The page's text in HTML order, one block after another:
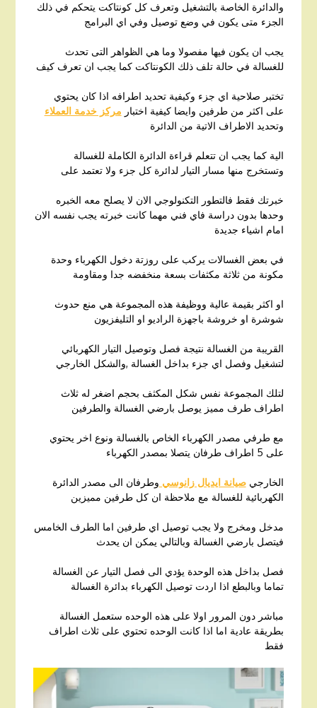
والدائرة الخاصة بالتشغيل وتعرف كل كونتاكت يتحكم في ذلك
الجزء متى يكون في وضع توصيل وفي اي البرامج
يجب ان يكون فيها مفصولا وما هي الظواهر التى تحدث
للغسالة في حالة تلف ذلك الكونتاكت كما يجب ان تعرف كيف
تختبر صلاحية اي جزء وكيفية تحديد اطرافه اذا كان يحتوي
على اكثر من طرفين وايضا كيفية اختبار مركز خدمة العملاء
وتحديد الاطراف الاتية من الدائرة
الية كما يجب ان تتعلم قراءة الدائرة الكاملة للغسالة
وتستخرج منها مسار التيار لدائرة كل جزء ولا تعتمد على
خبرتك فقط فالتطور التكنولوجي الان لا يصلح معه الخبره
وحدها بدون دراسة فاي فني مهما كانت خبرته يجب نفسه الان
امام اشياء جديدة
في بعض الغسالات يركب على روزتة دخول الكهرباء وحدة
مكونة من ثلاثة مكثفات بسعة منخفضه جدا ومقاومة
او اكثر بقيمة عالية ووظيفة هذه المجموعة هي منع حدوث
شوشرة او خروشة باجهزة الراديو او التليفزيون
القريبة من الغسالة نتيجة فصل وتوصيل التيار الكهربائي
لتشغيل وفصل اي جزء بداخل الغسالة ,والشكل الخارجي
لتلك المجموعة نفس شكل المكثف بحجم اضغر له ثلاث
اطراف طرف مميز يوصل بارضي الغسالة والطرفين
مع طرفي مصدر الكهرباء الخاص بالغسالة ونوع اخر يحتوي
على 5 اطراف طرفان يتصلا بمصدر الكهرباء
الخارجيصيانة ايديال زانوسي وطرفان الى مصدر الدائرة
الكهربائية للغسالة مع ملاحظة ان كل طرفين مميزين
مدخل ومخرج ولا يجب توصيل اي طرفين اما الطرف الخامس
فيتصل بارضي الغسالة وبالتالي يمكن ان يحدث
فصل بداخل هذه الوحدة يؤدي الى فصل التيار عن الغسالة
تماما وبالبطع اذا اردت توصيل الكهرباء بدائرة الغسالة
مباشر دون المرور اولا على هذه الوحده ستعمل الغسالة
بطريقة عادية اما اذا كانت الوحده تحتوي على ثلاث اطراف
فقط